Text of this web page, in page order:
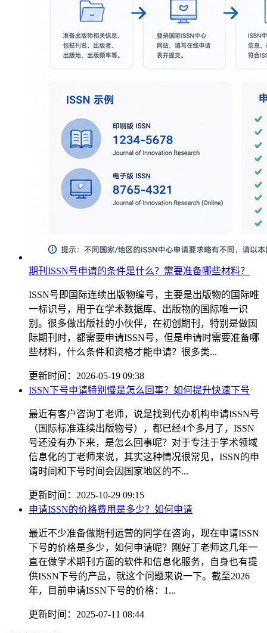
期刊ISSN号申请的条件是什么？需要准备哪些材料？
ISSN号即国际连续出版物编号，主要是出版物的国际唯
一标识号，用于在学术数据库、出版物的国际唯一识
别。很多做出版社的小伙伴，在初创期刊，特别是做国
际期刊时，都需要申请ISSN号，但是申请时需要准备哪
些材料，什么条件和资格才能申请？很多类...
更新时间：2026-05-19 09:38
ISSN下号申请特别慢是怎么回事？如何提升快速下号
最近有客户咨询丁老师，说是找到代办机构申请ISSN号
（国际标准连续出版物号），都已经4个多月了，ISSN
号还没有办下来，是怎么回事呢？对于专注于学术领域
信息化的丁老师来说，其实这种情况很常见，ISSN的申
请时间和下号时间会因国家地区的不...
更新时间：2025-10-29 09:15
申请ISSN的价格费用是多少？如何申请
最近不少准备做期刊运营的同学在咨询，现在申请ISSN
下号的价格是多少，如何申请呢？刚好丁老师这几年一
直在做学术期刊方面的软件和信息化服务，自身也有提
供ISSN下号的产品，就这个问题来说一下。截至2026
年，目前申请ISSN下号的价格：1...
更新时间：2025-07-11 08:44